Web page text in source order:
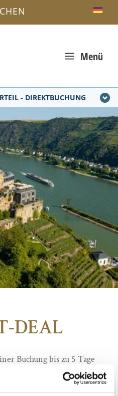
- DIREKTBUCHUNG
a Menü
DEAL
Buchung bis zu 5 Tage
wir die jeweilige